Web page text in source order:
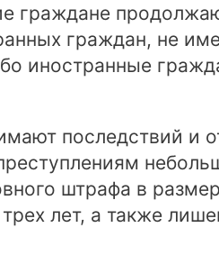
граждане
граждан, не
иностранные
последствий и
штрафа в
лет, а также